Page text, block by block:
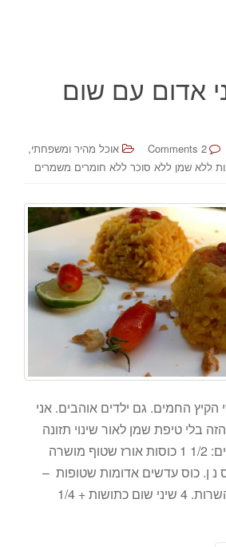
אדום עם שום
2 Comments אוכל מהיר ומשפחתי,
ללא שמן ללא סוכר ללא חומרים משמרים
הקיץ החמים. גם ילדים אוהבים. אני
בלי טיפת שמן לאור שינוי תזונה
שאני עושה . מצרכים: 1/2 1 כוסות אורז שטוף מושרה
ל ס נ ן. כוס עדשים אדומות שטופות –
ל ס נ ן. אין צורך להשרות. 4 שיני שום כתושות + 1/4